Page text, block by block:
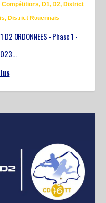
Compétitions, D1, D2, District
, District Rouennais
ORDONNEES - Phase 1 -